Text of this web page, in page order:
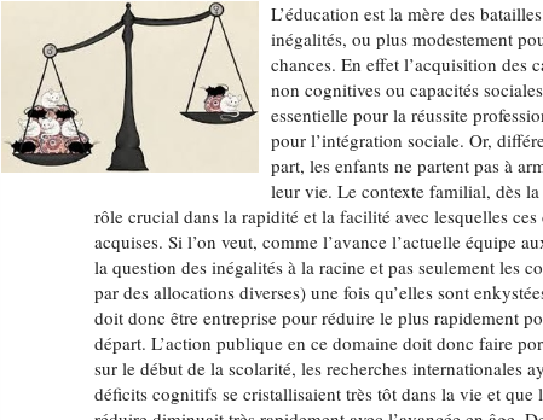
L’éducation est la mère des
inégalités, ou plus modestement
chances. En effet l’acquisition des
non cognitives ou capacités
essentielle pour la réussite
pour l’intégration sociale. Or,
part, les enfants ne partent pas à
leur vie. Le contexte familial, dès
rôle crucial dans la rapidité et la facilité avec lesquelles ces
acquises. Si l’on veut, comme l’avance l’actuelle équipe
la question des inégalités à la racine et pas seulement les
par des allocations diverses) une fois qu’elles sont
doit donc être entreprise pour réduire le plus rapidement
départ. L’action publique en ce domaine doit donc faire
sur le début de la scolarité, les recherches internationales
déficits cognitifs se cristallisaient très tôt dans la vie et que